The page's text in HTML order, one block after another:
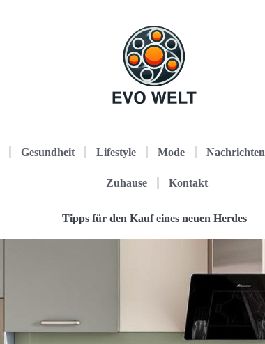
Gesundheit Lifestyle Mode Nachrichten
Zuhause Kontakt
Tipps für den Kauf eines neuen Herdes